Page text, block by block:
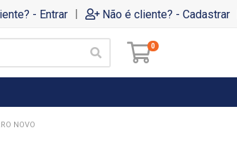
- Entrar | Não é cliente? - Cadastrar
0
NOVO